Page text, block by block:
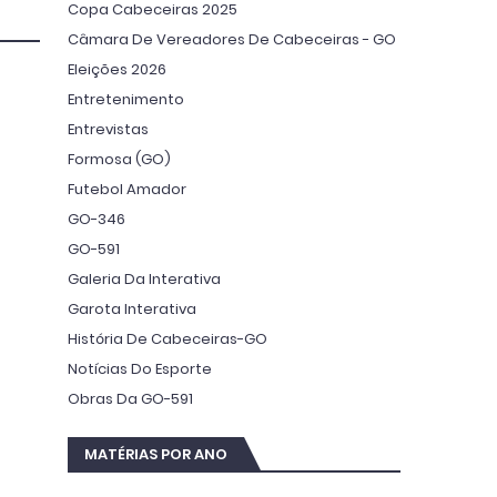
Copa Cabeceiras 2025
Câmara De Vereadores De Cabeceiras - GO
Eleições 2026
Entretenimento
Entrevistas
Formosa (GO)
Futebol Amador
GO-346
GO-591
Galeria Da Interativa
Garota Interativa
História De Cabeceiras-GO
Notícias Do Esporte
Obras Da GO-591
MATÉRIAS POR ANO